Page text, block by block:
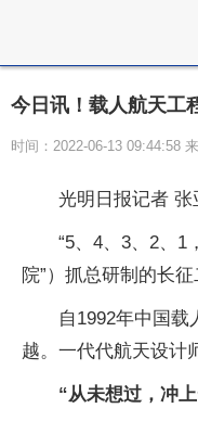
今日讯！载人航天工
时间：2022-06-13 09:44:58
光明日报记者
“5、4、3、2、1
院”）抓总研制的长
自1992年中国
越。一代代航天设计
“从未想过，冲